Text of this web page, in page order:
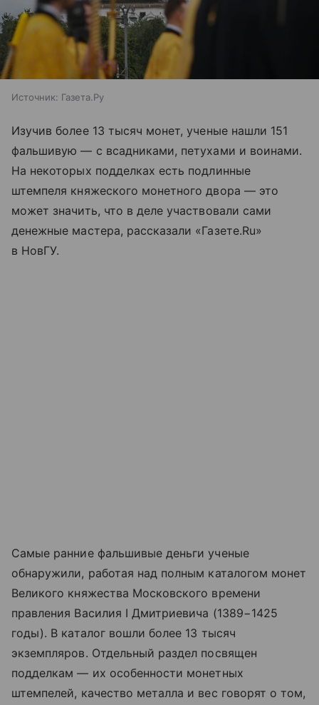
Источник: Газета.Ру
Изучив более 13 тысяч монет, ученые нашли 151
фальшивую — с всадниками, петухами и воинами.
На некоторых подделках есть подлинные
штемпеля княжеского монетного двора — это
может значить, что в деле участвовали сами
денежные мастера, рассказали «Газете.Ru»
в НовГУ.
Самые ранние фальшивые деньги ученые
обнаружили, работая над полным каталогом монет
Великого княжества Московского времени
правления Василия I Дмитриевича (1389−1425
годы). В каталог вошли более 13 тысяч
экземпляров. Отдельный раздел посвящен
подделкам — их особенности монетных
штемпелей, качество металла и вес говорят о том,